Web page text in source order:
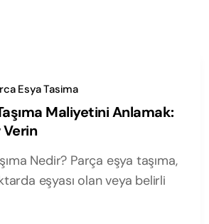
Esya Tasima
Maliyetini Anlamak:
Verin
Nedir? Parça eşya taşıma,
eşyası olan veya belirli